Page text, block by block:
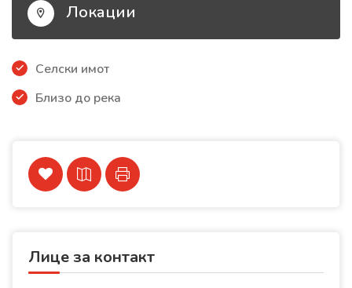
Локации
Селски имот
Близо до река
Лице за контакт